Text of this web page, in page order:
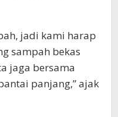
jadi kami harap
sampah bekas
jaga bersama
panjang,” ajak